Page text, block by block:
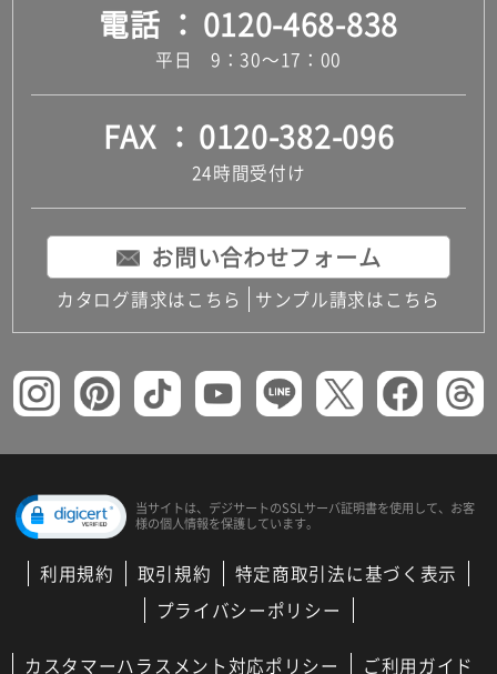
電話 0120-468-838
平日 9：30～17：00
FAX 0120-382-096
24時間受付け
お問い合わせフォーム
カタログ請求はこちら サンプル請求はこちら
当サイトは、デジサートのSSLサーバ証明書を使用して、 お客
様の個人情報を保護しています。
利用規約 取引規約
特定商取引法に基づく表示
プライバシーポリシー
カスタマーハラスメント対応ポリシー ご利用ガイド